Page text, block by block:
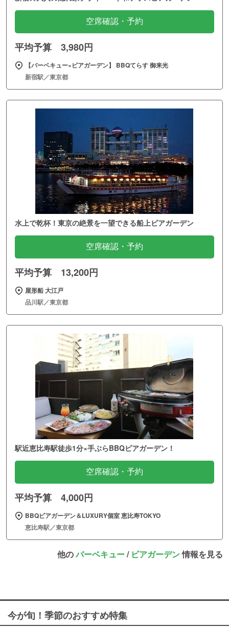
空席確認・予約
平均予算 3,980円
【バーベキュー×ビアガーデン】 BBQてらす 御来光
新宿駅／東京都
水上で乾杯！東京の絶景を一望できる船上ビアガーデン
空席確認・予約
平均予算 13,200円
屋形船 大江戸
品川駅／東京都
駅近恵比寿駅徒歩1分×手ぶらBBQビアガーデン！
空席確認・予約
平均予算 4,000円
BBQビアガーデン＆LUXURY個室 恵比寿TOKYO
恵比寿駅／東京都
他のバーベキュー/ ビアガーデン情報を見る
今が旬！季節のおすすめ特集